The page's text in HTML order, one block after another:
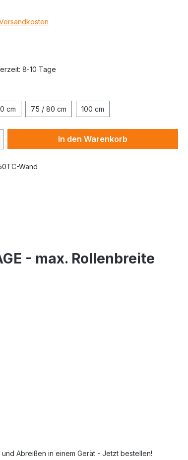
8-10 Tage
cm 75 / 80 cm 100 cm
In den Warenkorb
Wand
- max. Rollenbreite
Abreißen in einem Gerät - Jetzt bestellen!